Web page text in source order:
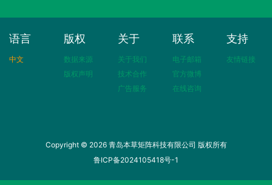
语言
中文
版权
数据来源
版权声明
关于
关于我们
技术合作
广告服务
联系
电子邮箱
官方微博
在线咨询
支持
友情链接
Copyright © 2026 青岛本草矩阵科技有限公司 版权所有
鲁ICP备2024105418号-1